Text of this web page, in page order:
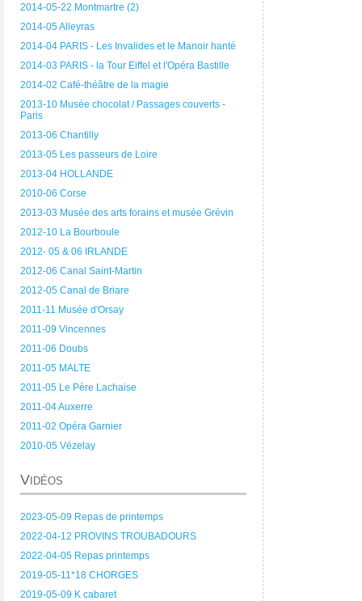
2014-05-22 Montmartre (2)
2014-05 Alleyras
2014-04 PARIS - Les Invalides et le Manoir hanté
2014-03 PARIS - la Tour Eiffel et l'Opéra Bastille
2014-02 Café-théâtre de la magie
2013-10 Musée chocolat / Passages couverts -
Paris
2013-06 Chantilly
2013-05 Les passeurs de Loire
2013-04 HOLLANDE
2010-06 Corse
2013-03 Musée des arts forains et musée Grévin
2012-10 La Bourboule
2012- 05 & 06 IRLANDE
2012-06 Canal Saint-Martin
2012-05 Canal de Briare
2011-11 Musée d'Orsay
2011-09 Vincennes
2011-06 Doubs
2011-05 MALTE
2011-05 Le Père Lachaise
2011-04 Auxerre
2011-02 Opéra Garnier
2010-05 Vézelay
Vidéos
2023-05-09 Repas de printemps
2022-04-12 PROVINS TROUBADOURS
2022-04-05 Repas printemps
2019-05-11*18 CHORGES
2019-05-09 K cabaret